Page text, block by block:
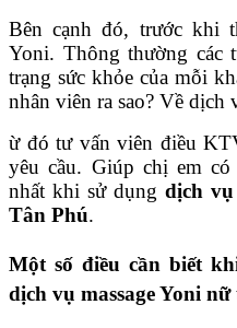
Bên cạnh đó, trước khi
Yoni. Thông thường các
trạng sức khỏe của mỗi
nhân viên ra sao? Về dịch
ừ đó tư vấn viên điều
yêu cầu. Giúp chị em
nhất khi sử dụng dịch vụ
Tân Phú.
Một số điều cần biết
dịch vụ massage Yoni